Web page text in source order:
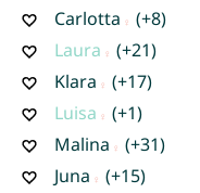
Carlotta
(+8)
Laura
(+21)
Klara
(+17)
Luisa
(+1)
Malina
(+31)
Juna
(+15)